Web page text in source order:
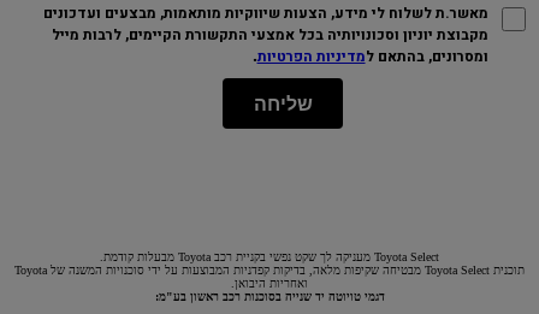
מאשר.ת לשלוח לי מידע, הצעות שיווקיות מותאמות, מבצעים ועדכונים
מקבוצת יוניון וסכונויותיה בכל אמצעי התקשורת הקיימים, לרבות מייל
ומסרונים, בהתאם למדיניות הפרטיות.
שליחה
Toyota Select מעניקה לך שקט נפשי בקניית רכב Toyota מבעלות קודמת.
תוכנית Toyota Select מבטיחה שקיפות מלאה, בדיקות קפדניות המבוצעות על ידי סוכנויות המשנה של Toyota
ואחריות היבואן.
דגמי טויוטה יד שנייה בסוכנות רכב ראשון בע"מ: